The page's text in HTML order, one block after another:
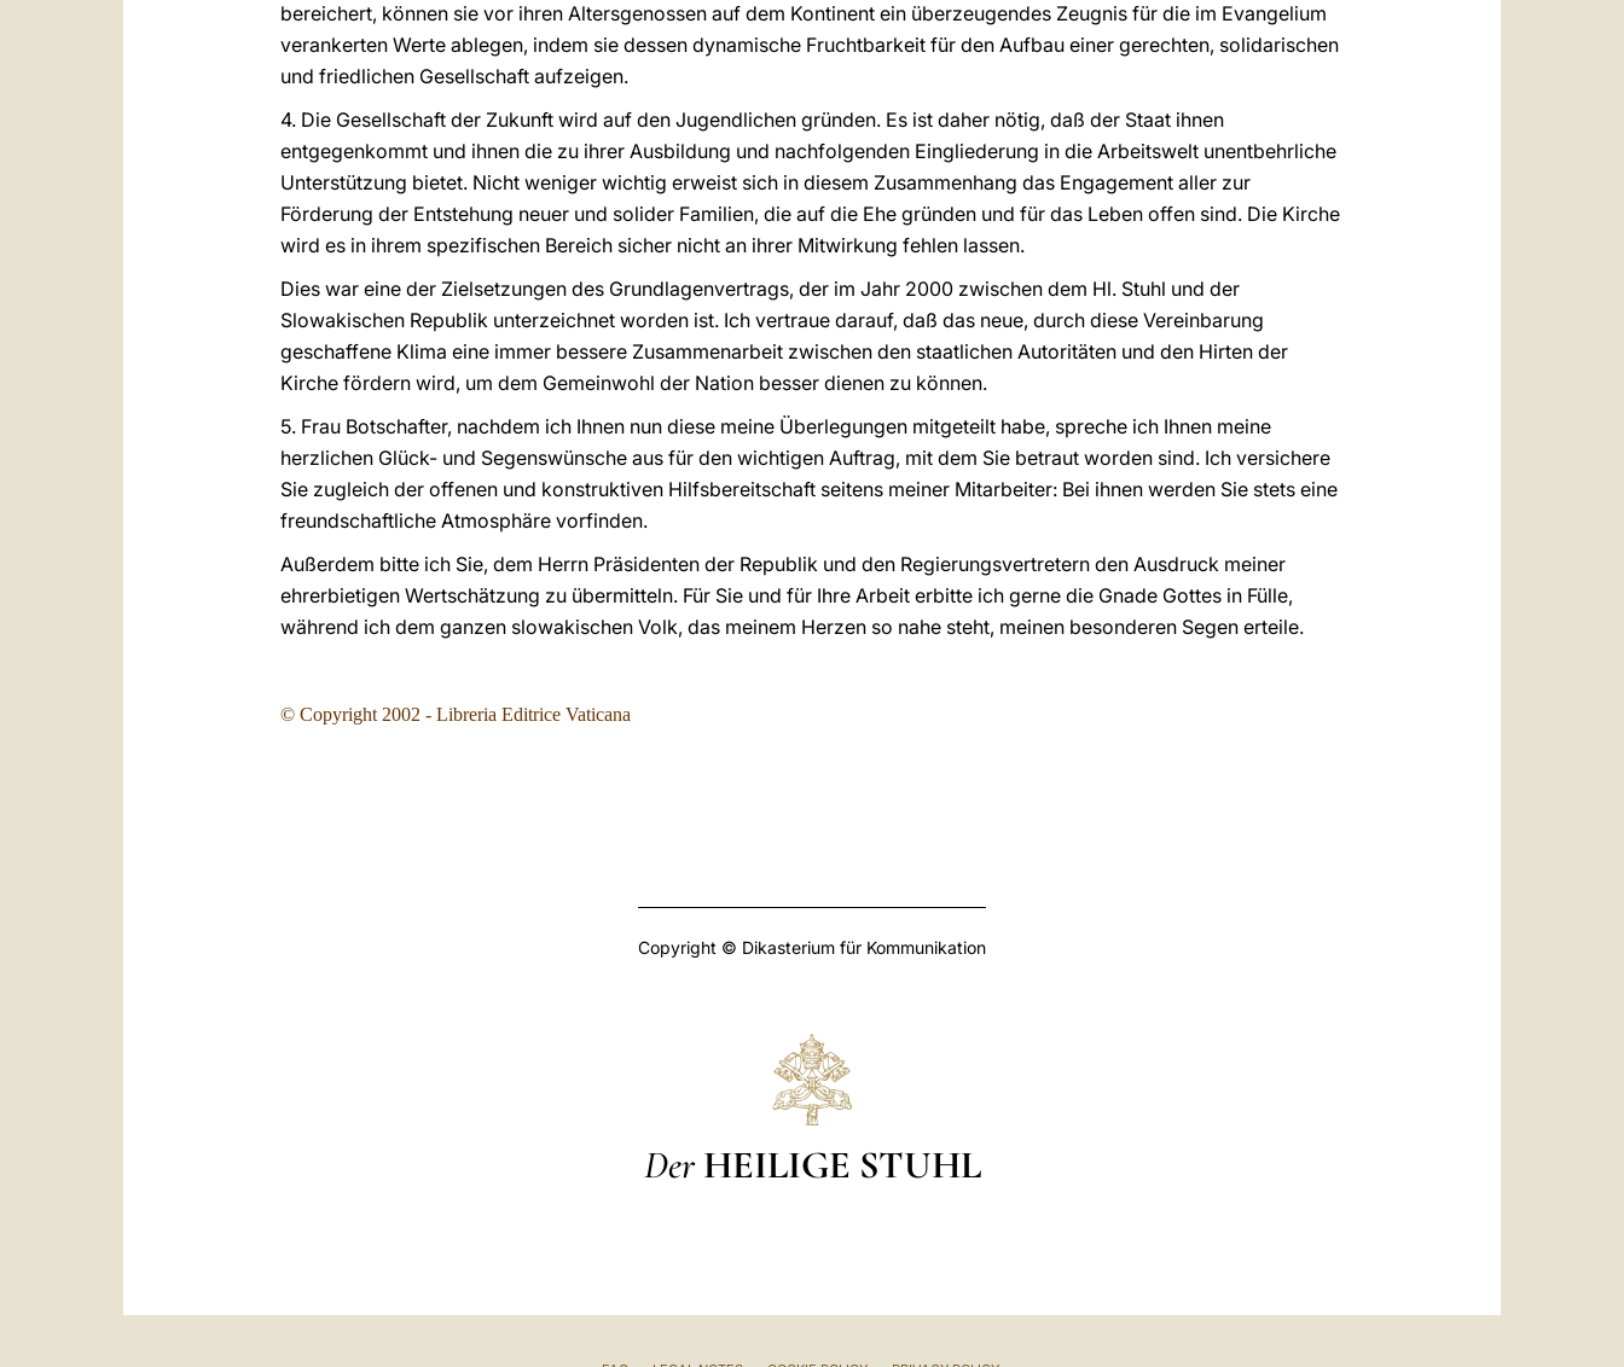
bereichert, können sie vor ihren Altersgenossen auf dem Kontinent ein überzeugendes Zeugnis für die im Evangelium
verankerten Werte ablegen, indem sie dessen dynamische Fruchtbarkeit für den Aufbau einer gerechten, solidarischen
und friedlichen Gesellschaft aufzeigen.
4. Die Gesellschaft der Zukunft wird auf den Jugendlichen gründen. Es ist daher nötig, daß der Staat ihnen
entgegenkommt und ihnen die zu ihrer Ausbildung und nachfolgenden Eingliederung in die Arbeitswelt unentbehrliche
Unterstützung bietet. Nicht weniger wichtig erweist sich in diesem Zusammenhang das Engagement aller zur
Förderung der Entstehung neuer und solider Familien, die auf die Ehe gründen und für das Leben offen sind. Die Kirche
wird es in ihrem spezifischen Bereich sicher nicht an ihrer Mitwirkung fehlen lassen.
Dies war eine der Zielsetzungen des Grundlagenvertrags, der im Jahr 2000 zwischen dem Hl. Stuhl und der
Slowakischen Republik unterzeichnet worden ist. Ich vertraue darauf, daß das neue, durch diese Vereinbarung
geschaffene Klima eine immer bessere Zusammenarbeit zwischen den staatlichen Autoritäten und den Hirten der
Kirche fördern wird, um dem Gemeinwohl der Nation besser dienen zu können.
5. Frau Botschafter, nachdem ich Ihnen nun diese meine Überlegungen mitgeteilt habe, spreche ich Ihnen meine
herzlichen Glück- und Segenswünsche aus für den wichtigen Auftrag, mit dem Sie betraut worden sind. Ich versichere
Sie zugleich der offenen und konstruktiven Hilfsbereitschaft seitens meiner Mitarbeiter: Bei ihnen werden Sie stets eine
freundschaftliche Atmosphäre vorfinden.
Außerdem bitte ich Sie, dem Herrn Präsidenten der Republik und den Regierungsvertretern den Ausdruck meiner
ehrerbietigen Wertschätzung zu übermitteln. Für Sie und für Ihre Arbeit erbitte ich gerne die Gnade Gottes in Fülle,
während ich dem ganzen slowakischen Volk, das meinem Herzen so nahe steht, meinen besonderen Segen erteile.
© Copyright 2002 - Libreria Editrice Vaticana
Copyright © Dikasterium für Kommunikation
Der HEILIGE STUHL